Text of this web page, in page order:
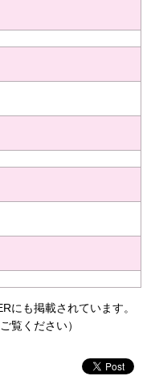
にも掲載されています。
覧ください）